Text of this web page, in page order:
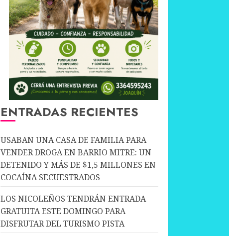
ENTRADAS RECIENTES
USABAN UNA CASA DE FAMILIA PARA
VENDER DROGA EN BARRIO MITRE: UN
DETENIDO Y MÁS DE $1,5 MILLONES EN
COCAÍNA SECUESTRADOS
LOS NICOLEÑOS TENDRÁN ENTRADA
GRATUITA ESTE DOMINGO PARA
DISFRUTAR DEL TURISMO PISTA